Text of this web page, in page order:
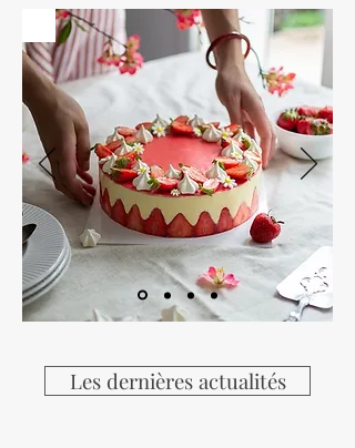
Les dernières actualités